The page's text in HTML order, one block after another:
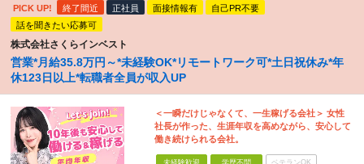
PICK UP! 終了間近 正社員 面接情報有
自己PR不要
話を聞きたい応募可
株式会社さくらインベスト
営業*月給35.8万円～*未経験OK*リモートワーク可*土日祝休み*年
休123日以上*転職者全員が収入UP
＜一瞬だけじゃなくて、一生稼げる会社＞ 女性
社長が作った、生涯年収を高めながら、安心して
働き続けられる会社。
未経験歓迎 学歴不問 ベテランOK